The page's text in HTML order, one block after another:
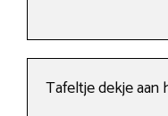
Tafeltje dekje aan